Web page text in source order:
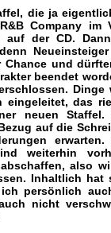
die ja
Company im
auf der CD.
Neueinsteiger
Chance und
beendet
Dinge
eingeleitet, das
neuen
auf die
erwarten.
weiterhin
also
Inhaltlich hat
persönlich
nicht